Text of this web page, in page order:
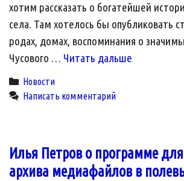
хотим рассказать о богатейшей
села. Там хотелось бы опубликовать
родах, домах, воспоминания о
Чусового … Читать дальше
Categories
Новости
Написать комментарий
Илья Петров о программе
архива медиафайлов в